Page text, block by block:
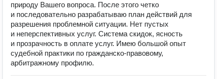
природу Вашего вопроса. После этого четко
и последовательно разрабатываю план действий для
разрешения проблемной ситуации. Нет пустых
и неперспективных услуг. Система скидок, ясность
и прозрачность в оплате услуг. Имею большой опыт
судебной практики по гражданско-правовому,
арбитражному профилю.